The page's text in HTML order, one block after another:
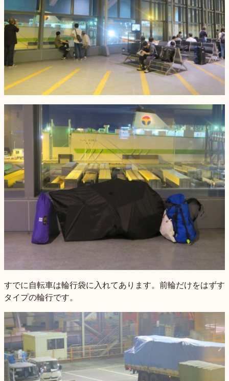
すでに自転車は輪行袋に入れてあります。前輪だけをはずす
タイプの輪行です。